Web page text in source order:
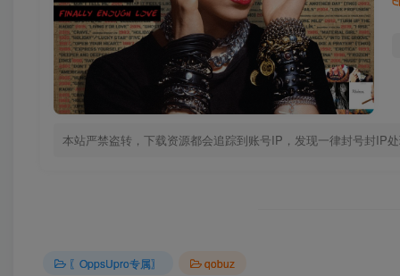
本站严禁盗转，下载资源都会追踪到账号IP，发现一律封号封IP
〖OppsUpro专属〗 qobuz